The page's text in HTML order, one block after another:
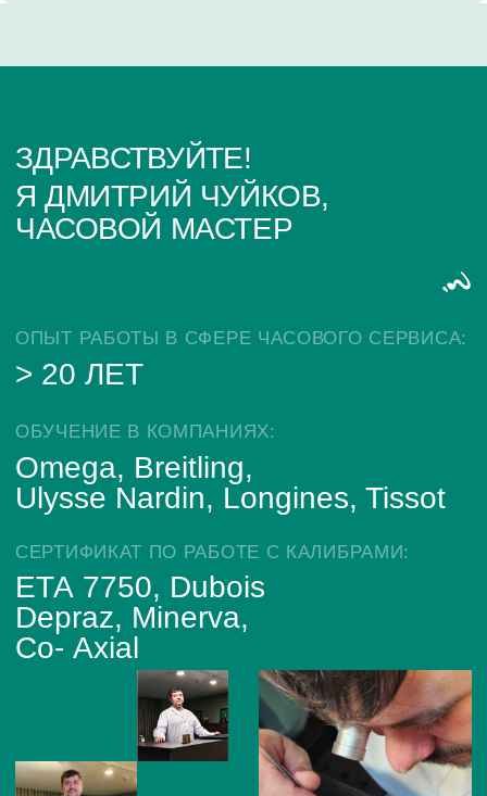
ТЕСТИРОВАНИЕ И ДИАГНОСТИКА ВСЕХ МЕХАНИЗМОВ
ПОЛИРОВКА - ПО СОГЛАСОВАНИЮ
Мастерская / Сервис